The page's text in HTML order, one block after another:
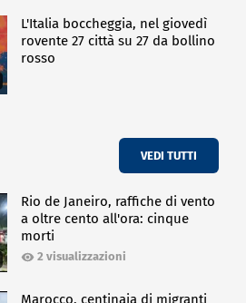
L'Italia boccheggia, nel giovedì
rovente 27 città su 27 da bollino
rosso
VEDI TUTTI
Rio de Janeiro, raffiche di vento
a oltre cento all'ora: cinque
morti
2 visualizzazioni
Marocco, centinaia di migranti